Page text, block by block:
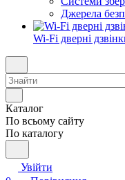
Джерела
Wi-Fi дверні
Каталог
По всьому сайту
По каталогу
Увійти